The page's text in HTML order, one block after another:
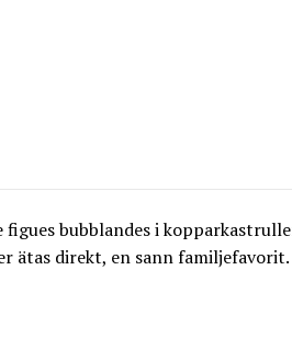
bubblandes i
ätas direkt, en sann familjefavorit.